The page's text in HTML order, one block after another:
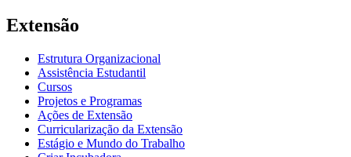
Extensão
Estrutura Organizacional
Assistência Estudantil
Cursos
Projetos e Programas
Ações de Extensão
Curricularização da Extensão
Estágio e Mundo do Trabalho